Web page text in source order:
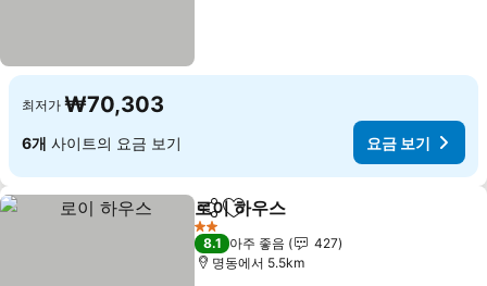
최저가 ₩70,303
6개 사이트의 요금 보기 요금 보기
공유 즐겨찾기에 추가
로이 하우스
2 성급
8.1 아주 좋음
427
명동에서 5.5km